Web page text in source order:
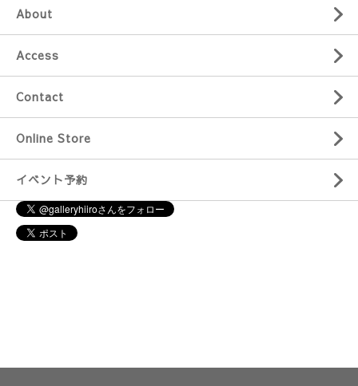
About
Access
Contact
Online Store
イベント予約